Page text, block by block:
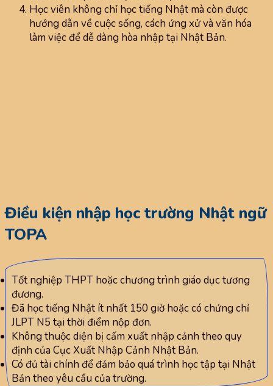
Học viên không chỉ học tiếng Nhật mà còn được
hướng dẫn về cuộc sống, cách ứng xử và văn hóa
làm việc để dễ dàng hòa nhập tại Nhật Bản.
Điều kiện nhập học trường Nhật ngữ
TOPA
Tốt nghiệp THPT hoặc chương trình giáo dục tương
đương.
Đã học tiếng Nhật ít nhất 150 giờ hoặc có chứng chỉ
JLPT N5 tại thời điểm nộp đơn.
Không thuộc diện bị cấm xuất nhập cảnh theo quy
định của Cục Xuất Nhập Cảnh Nhật Bản.
Có đủ tài chính để đảm bảo quá trình học tập tại Nhật
Bản theo yêu cầu của trường.